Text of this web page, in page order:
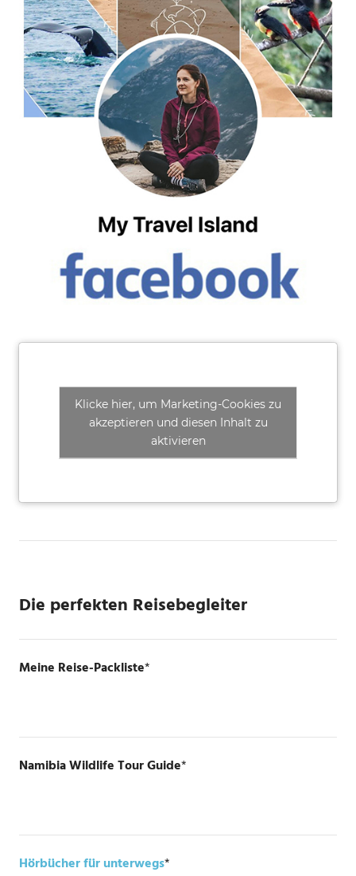
Klicke hier, um Marketing-Cookies zu
akzeptieren und diesen Inhalt zu
aktivieren
Die perfekten Reisebegleiter
Meine Reise-Packliste*
Namibia Wildlife Tour Guide*
Hörbücher für unterwegs*